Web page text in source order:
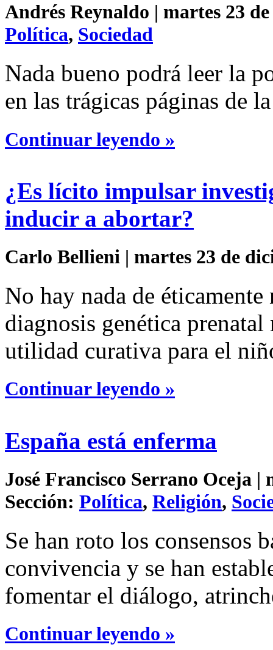
Andrés Reynaldo | martes 23
Política, Sociedad
Nada bueno podrá leer la
en las trágicas páginas de
Continuar leyendo »
¿Es lícito impulsar
inducir a abortar?
Carlo Bellieni | martes 23 de
No hay nada de
diagnosis genética
utilidad curativa para el
Continuar leyendo »
España está enferma
José Francisco Serrano Oceja |
Sección: Política, Religión,
Se han roto los consensos
convivencia y se han
fomentar el diálogo,
Continuar leyendo »